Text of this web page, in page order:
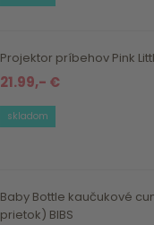
Projektor príbehov Pink
21.99,- €
skladom
Baby Bottle kaučukové
prietok) BIBS